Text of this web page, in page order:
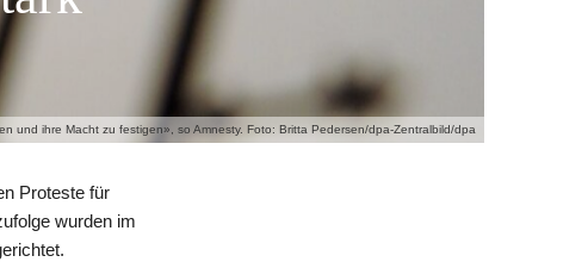
und ihre Macht zu festigen», so Amnesty. Foto: Britta Pedersen/dpa-Zentralbild/dpa
Proteste für
wurden im